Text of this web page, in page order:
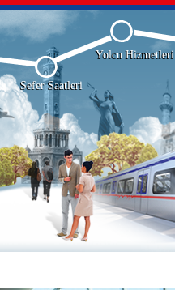
Sefer Saatleri
Yolcu Hizmetleri